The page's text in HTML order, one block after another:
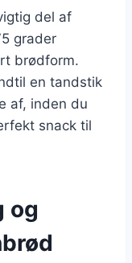
del af
grader
brødform.
en tandstik
af, inden du
snack til
og